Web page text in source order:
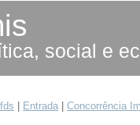
social e
Entrada Concorrência